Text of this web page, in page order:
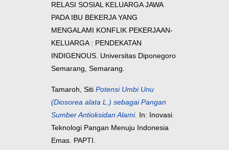
RELASI SOSIAL KELUARGA JAWA
PADA IBU BEKERJA YANG
MENGALAMI KONFLIK PEKERJAAN-
KELUARGA : PENDEKATAN
INDIGENOUS. Universitas Diponegoro
Semarang, Semarang.
Tamaroh, Siti Potensi Umbi Unu
(Diosorea alata L.) sebagai Pangan
Sumber Antioksidan Alami. In: Inovasi
Teknologi Pangan Menuju Indonesia
Emas. PAPTI.